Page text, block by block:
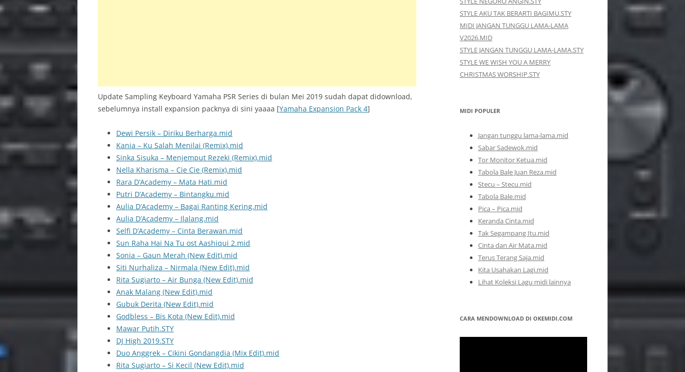
Update Sampling Keyboard Yamaha PSR Series di bulan Mei 2019 sudah dapat didownload,
sebelumnya install expansion packnya di sini yaaaa [Yamaha Expansion Pack 4]
Dewi Persik – Diriku Berharga.mid
Kania – Ku Salah Menilai (Remix).mid
Sinka Sisuka – Menjemput Rezeki (Remix).mid
Nella Kharisma – Cie Cie (Remix).mid
Rara D’Academy – Mata Hati.mid
Putri D’Academy – Bintangku.mid
Aulia D’Academy – Bagai Ranting Kering.mid
Aulia D’Academy – Ilalang.mid
Selfi D’Academy – Cinta Berawan.mid
Sun Raha Hai Na Tu ost Aashiqui 2.mid
Sonia – Gaun Merah (New Edit).mid
Siti Nurhaliza – Nirmala (New Edit).mid
Rita Sugiarto – Air Bunga (New Edit).mid
Anak Malang (New Edit).mid
Gubuk Derita (New Edit).mid
Godbless – Bis Kota (New Edit).mid
Mawar Putih.STY
DJ High 2019.STY
Duo Anggrek – Cikini Gondangdia (Mix Edit).mid
Rita Sugiarto – Si Kecil (New Edit).mid
STYLE AKU TAK BERARTI BAGIMU.STY
MIDI JANGAN TUNGGU LAMA-LAMA
V2026.MID
STYLE JANGAN TUNGGU LAMA-LAMA.STY
STYLE WE WISH YOU A MERRY
CHRISTMAS WORSHIP.STY
MIDI POPULER
Jangan tunggu lama-lama.mid
Sabar Sadewok.mid
Tor Monitor Ketua.mid
Tabola Bale Juan Reza.mid
Stecu – Stecu.mid
Tabola Bale.mid
Pica – Pica.mid
Keranda Cinta.mid
Tak Segampang Itu.mid
Cinta dan Air Mata.mid
Terus Terang Saja.mid
Kita Usahakan Lagi.mid
Lihat Koleksi Lagu midi lainnya
CARA MENDOWNLOAD DI OKEMIDI.COM